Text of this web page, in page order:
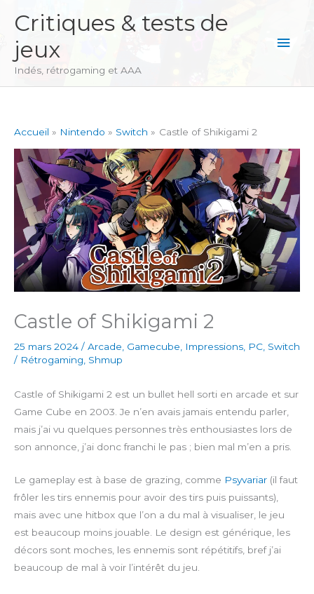
contenu
Critiques & tests de
jeux
Indés, rétrogaming et AAA
Accueil Nintendo Switch Castle of Shikigami 2
Castle of Shikigami 2
25 mars 2024 / Arcade Gamecube Impressions PC Switch
/ Rétrogaming Shmup
Castle of Shikigami 2 est un bullet hell sorti en arcade et sur
Game Cube en 2003. Je n’en avais jamais entendu parler,
mais j’ai vu quelques personnes très enthousiastes lors de
son annonce, j’ai donc franchi le pas ; bien mal m’en a pris.
Le gameplay est à base de grazing, comme Psyvariar (il faut
frôler les tirs ennemis pour avoir des tirs puis puissants),
mais avec une hitbox que l’on a du mal à visualiser, le jeu
est beaucoup moins jouable. Le design est générique, les
décors sont moches, les ennemis sont répétitifs, bref j’ai
beaucoup de mal à voir l’intérêt du jeu.